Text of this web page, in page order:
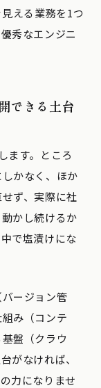
える業務を1つ
秀なエンジニ
できる土台
ます。ところ
かなく、ほか
ず、実際に社
かし続けるか
で塩漬けにな
ージョン管
み（コンテ
盤（クラウ
がなければ、
力になりませ